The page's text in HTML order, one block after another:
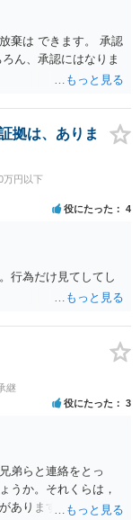
棄は できます。 承認
ん、承認にはなりま
拠は、ありま
万円以下
役にたった 4
行為だけ見てしてし
継
役にたった 3
弟らと連絡をとっ
うか。それくらは，
あります。 ただ，通